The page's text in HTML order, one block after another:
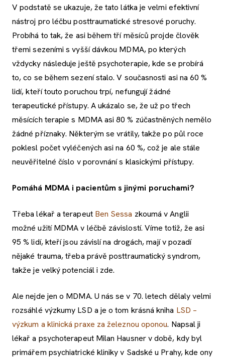
V podstatě se ukazuje, že tato látka je velmi efektivní
nástroj pro léčbu posttraumatické stresové poruchy.
Probíhá to tak, že asi během tří měsíců projde člověk
třemi sezeními s vyšší dávkou MDMA, po kterých
vždycky následuje ještě psychoterapie, kde se probírá
to, co se během sezení stalo. V současnosti asi na 60 %
lidí, kteří touto poruchou trpí, nefungují žádné
terapeutické přístupy. A ukázalo se, že už po třech
měsících terapie s MDMA asi 80 % zúčastněných nemělo
žádné příznaky. Některým se vrátily, takže po půl roce
poklesl počet vyléčených asi na 60 %, což je ale stále
neuvěřitelné číslo v porovnání s klasickými přístupy.
Pomáhá MDMA i pacientům s jinými poruchami?
Třeba lékař a terapeut Ben Sessa zkoumá v Anglii
možné užití MDMA v léčbě závislostí. Víme totiž, že asi
95 % lidí, kteří jsou závislí na drogách, mají v pozadí
nějaké trauma, třeba právě posttraumatický syndrom,
takže je velký potenciál i zde.
Ale nejde jen o MDMA. U nás se v 70. letech dělaly velmi
rozsáhlé výzkumy LSD a je o tom krásná kniha LSD –
výzkum a klinická praxe za železnou oponou. Napsal ji
lékař a psychoterapeut Milan Hausner v době, kdy byl
primářem psychiatrické kliniky v Sadské u Prahy, kde ony